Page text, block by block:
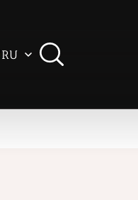
RU